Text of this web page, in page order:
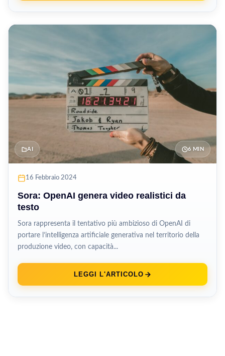
AI 6 MIN
16 Febbraio 2024
Sora: OpenAI genera video realistici da
testo
Sora rappresenta il tentativo più ambizioso di OpenAI di
portare l’intelligenza artificiale generativa nel territorio della
produzione video, con capacità...
LEGGI L'ARTICOLO